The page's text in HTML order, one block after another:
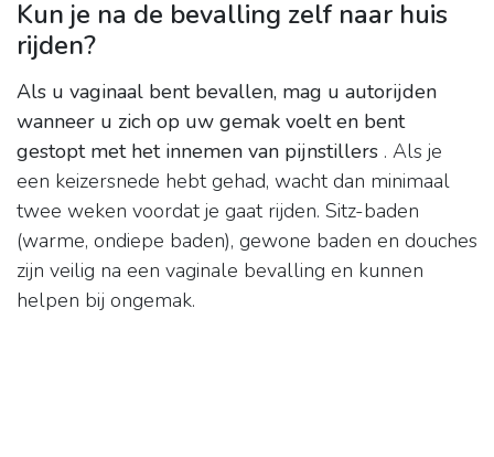
Kun je na de bevalling zelf naar huis
rijden?
Als u vaginaal bent bevallen, mag u autorijden
wanneer u zich op uw gemak voelt en bent
gestopt met het innemen van pijnstillers . Als je
een keizersnede hebt gehad, wacht dan minimaal
twee weken voordat je gaat rijden. Sitz-baden
(warme, ondiepe baden), gewone baden en douches
zijn veilig na een vaginale bevalling en kunnen
helpen bij ongemak.